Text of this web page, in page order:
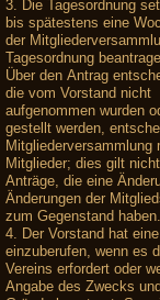
3. Die Tagesordnung
bis spätestens eine
der
Tagesordnung
Über den Antrag
die vom Vorstand nicht
aufgenommen wurden
gestellt werden,
Mitgliederversammlung
Mitglieder; dies gilt
Anträge, die eine
Änderungen der
zum Gegenstand haben.
4. Der Vorstand hat
einzuberufen, wenn es
Vereins erfordert oder
Angabe des Zwecks